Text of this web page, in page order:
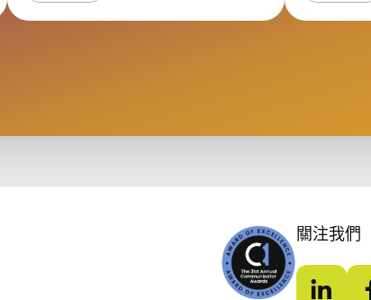
關注我們